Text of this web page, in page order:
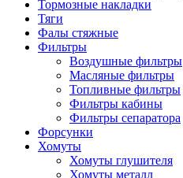
Тормозные накладки
Тяги
Фалы стяжные
Фильтры
Воздушные фильтры
Масляные фильтры
Топливные фильтры
Фильтры кабины
Фильтры сепаратора
Форсунки
Хомуты
Хомуты глушителя
Хомуты металл